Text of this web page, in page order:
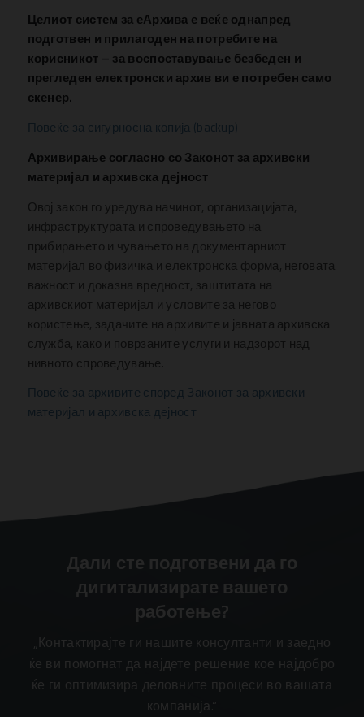
Целиот систем за еАрхива е веќе однапред
подготвен и прилагоден на потребите на
корисникот – за воспоставување безбеден и
прегледен електронски архив ви е потребен само
скенер.
Повеќе за сигурносна копија (backup)
Архивирање согласно со Законот за архивски
материјал и архивска дејност
Овој закон го уредува начинот, организацијата,
инфраструктурата и спроведувањето на
прибирањето и чувањето на документарниот
материјал во физичка и електронска форма, неговата
важност и доказна вредност, заштитата на
архивскиот материјал и условите за негово
користење, задачите на архивите и јавната архивска
служба, како и поврзаните услуги и надзорот над
нивното спроведување.
Повеќе за архивите според Законот за архивски
материјал и архивска дејност
Дали сте подготвени да го
дигитализирате вашето
работење?
„Контактирајте ги нашите консултанти и заедно
ќе ви помогнат да најдете решение кое најдобро
ќе ги оптимизира деловните процеси во вашата
компанија.“